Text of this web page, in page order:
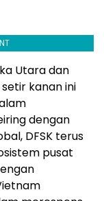
Utara dan
kanan ini
dengan
DFSK terus
pusat